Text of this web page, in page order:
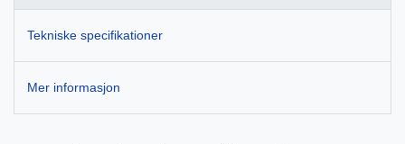
Tekniske specifikationer
Mer informasjon